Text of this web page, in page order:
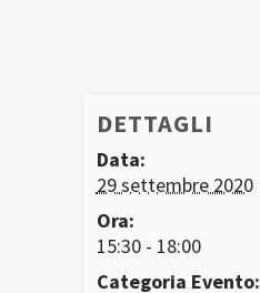
DETTAGLI
Data:
29 settembre 2020
Ora:
15:30 - 18:00
Categoria Evento: